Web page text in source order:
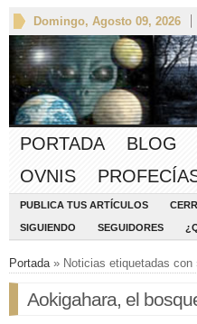
Domingo, Agosto 09, 2026
PORTADA BLOG
OVNIS
PUBLICA TUS ARTÍCULOS
SIGUIENDO SEGUIDORES
Portada » Noticias etiquetadas con
Aokigahara, el